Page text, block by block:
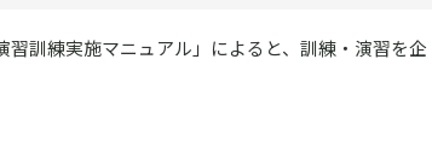
訓練実施マニュアル」によると、訓練・演習を企